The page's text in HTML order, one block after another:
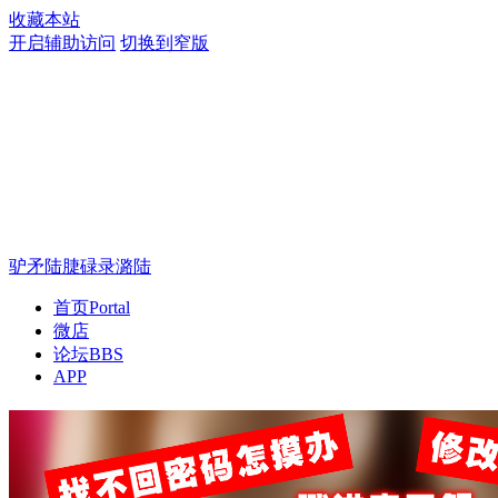
收藏本站
开启辅助访问 切换到窄版
驴矛陆脻碌录潞陆
首页Portal
微店
论坛BBS
APP